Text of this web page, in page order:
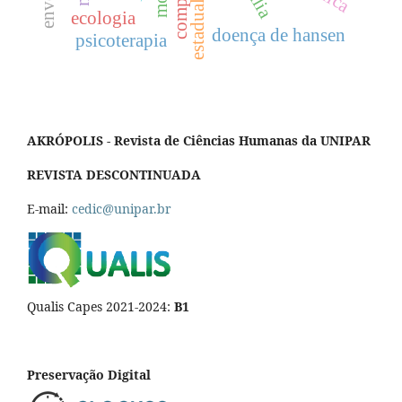
doença de hansen
psicoterapia
ecologia
AKRÓPOLIS - Revista de Ciências Humanas da UNIPAR
REVISTA DESCONTINUADA
E-mail: cedic@unipar.br
Qualis Capes 2021-2024: B1
Preservação Digital